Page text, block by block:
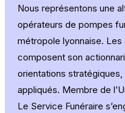
Nous représentons une
opérateurs de pompes
métropole lyonnaise.
composent son
orientations
appliqués. Membre de
Le Service Funéraire